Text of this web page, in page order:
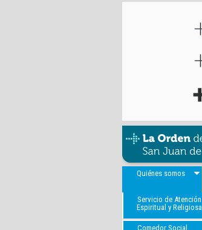
Quiénes somos
Servicio de Atención
Espiritual y Religiosa
Comedor Social